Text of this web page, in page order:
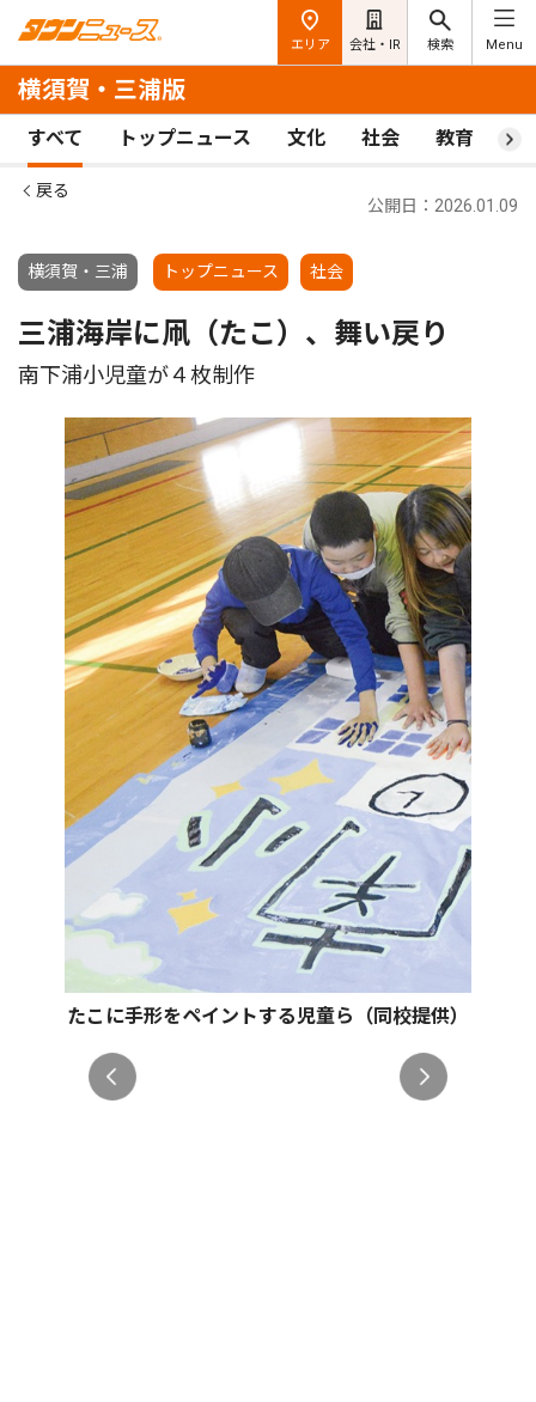
エリア 会社・IR 検索 Menu
横須賀・三浦版
すべて トップニュース 文化 社会 教育 ス
戻る
横須賀・三浦 トップニュース 社会
公開日：2026.01.09
三浦海岸に凧（たこ）、舞い戻り
南下浦小児童が４枚制作
たこに手形をペイントする児童ら（同校提供）